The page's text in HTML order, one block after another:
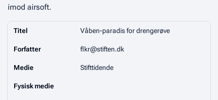
imod airsoft.
Titel Våben-paradis for drengerøve
Forfatter flkr@stiften.dk
Medie Stifttidende
Fysisk medie